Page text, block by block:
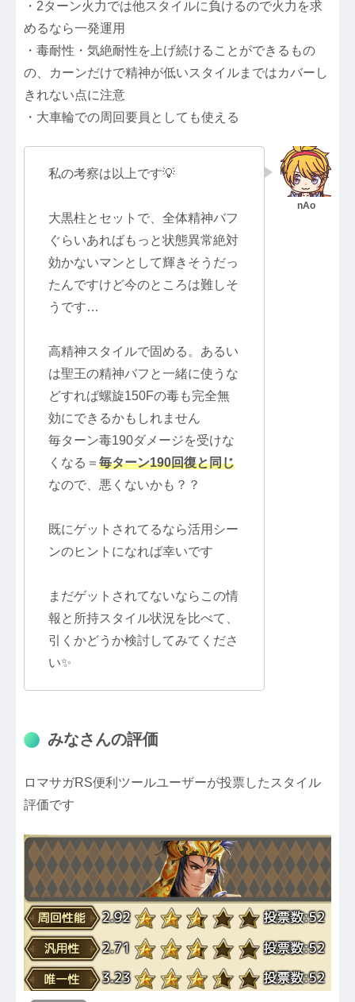
・2ターン火力では他スタイルに負けるので火力を求
めるなら一発運用
・毒耐性・気絶耐性を上げ続けることができるもの
の、カーンだけで精神が低いスタイルまではカバーし
きれない点に注意
・大車輪での周回要員としても使える
私の考察は以上です💡
大黒柱とセットで、全体精神バフ
ぐらいあればもっと状態異常絶対
効かないマンとして輝きそうだっ
たんですけど今のところは難しそ
うです…
高精神スタイルで固める。あるい
は聖王の精神バフと一緒に使うな
どすれば螺旋150Fの毒も完全無
効にできるかもしれません
毎ターン毒190ダメージを受けな
くなる＝ 毎ターン190回復と同じ
なので、悪くないかも？？
既にゲットされてるなら活用シー
ンのヒントになれば幸いです
まだゲットされてないならこの情
報と所持スタイル状況を比べて、
引くかどうか検討してみてくださ
い✨
みなさんの評価
ロマサガRS便利ツールユーザーが投票したスタイル
評価です